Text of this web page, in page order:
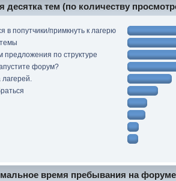
десятка тем (по количеству
в попутчики/примкнуть к лагерю
по структуре
форум?
лагерей.
время пребывания на форуме